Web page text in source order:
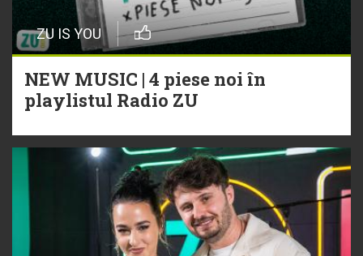
ZU IS YOU
NEW MUSIC | 4 piese noi în
playlistul Radio ZU